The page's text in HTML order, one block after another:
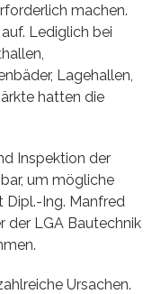
machen.
Lediglich bei
Lagehallen,
hatten die
Inspektion der
um mögliche
Dipl.-Ing. Manfred
der LGA Bautechnik
Ursachen.